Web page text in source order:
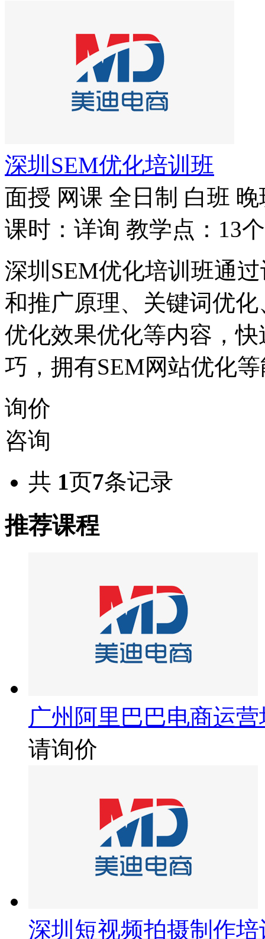
深圳SEM优化培训班
面授 网课 全日制 白班 晚
课时：详询 教学点：13个
深圳SEM优化培训班通
和推广原理、关键词优
优化效果优化等内容，
巧，拥有SEM网站优化
询价
咨询
共 1页7条记录
推荐课程
广州阿里巴巴电商运
请询价
深圳短视频拍摄制作培